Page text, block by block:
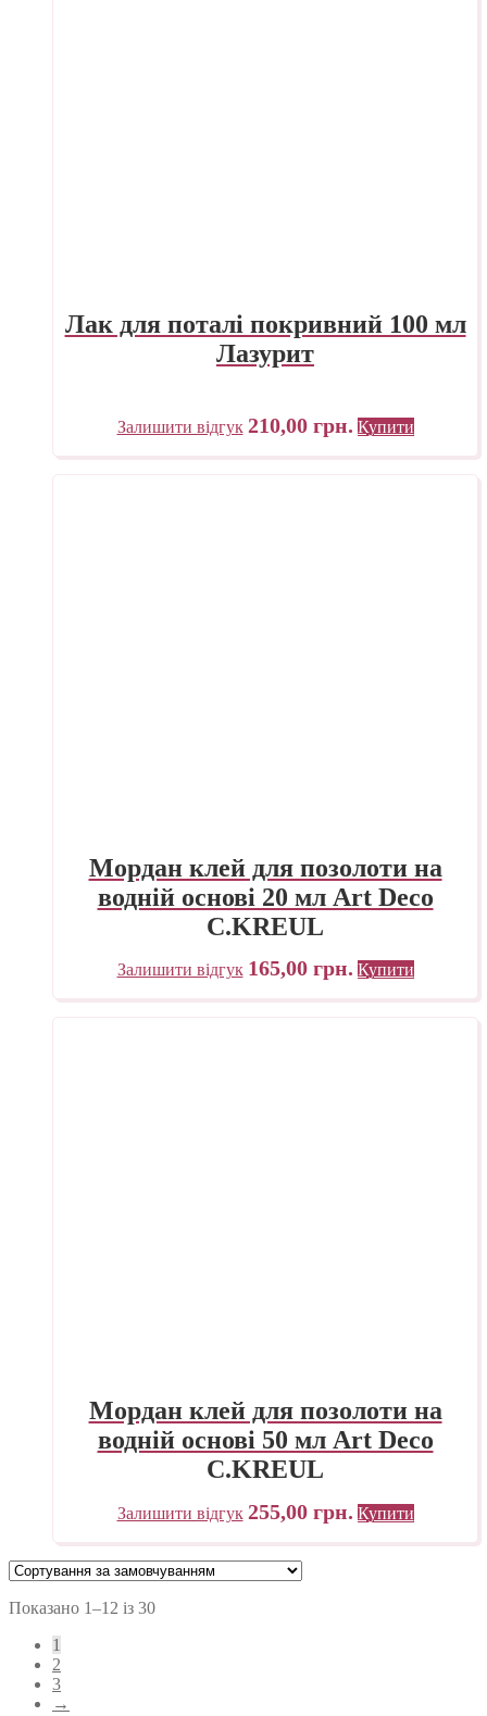
Лак для поталі покривний 100 мл
Лазурит
Залишити відгук 210,00 грн. Купити
Мордан клей для позолоти на
водній основі 20 мл Art Deco
C.KREUL
Залишити відгук 165,00 грн. Купити
Мордан клей для позолоти на
водній основі 50 мл Art Deco
C.KREUL
Залишити відгук 255,00 грн. Купити
Показано 1–12 із 30
1
2
3
→